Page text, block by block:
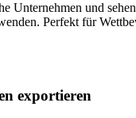
Unternehmen und
Perfekt für
exportieren